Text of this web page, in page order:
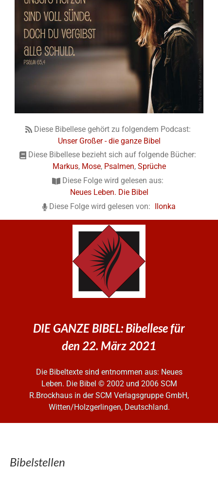
Diese Bibellese gehört zu folgendem Podcast:
Unser Großer - die ganze Bibel
Diese Bibellese bezieht sich auf folgende Bücher:
Markus, Mose, Psalmen, Sprüche
Diese Folge wird gelesen aus:
Neues Leben. Die Bibel
Diese Folge wird gelesen von: Ilonka
DIE GANZE BIBEL: Bibellese für
den 22. März 2021
Die Bibeltexte sind entnommen aus: Neues
Leben. Die Bibel © 2002 und 2006 SCM
R.Brockhaus in der SCM Verlagsgruppe GmbH,
Witten/Holzgerlingen, Deutschland.
Bibelstellen